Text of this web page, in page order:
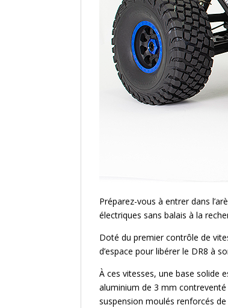
Préparez-vous à entrer dans
électriques sans balais à la
Doté du premier contrôle de
d’espace pour libérer le DR8 à
À ces vitesses, une base solide
aluminium de 3 mm contreventé
suspension moulés renforcés